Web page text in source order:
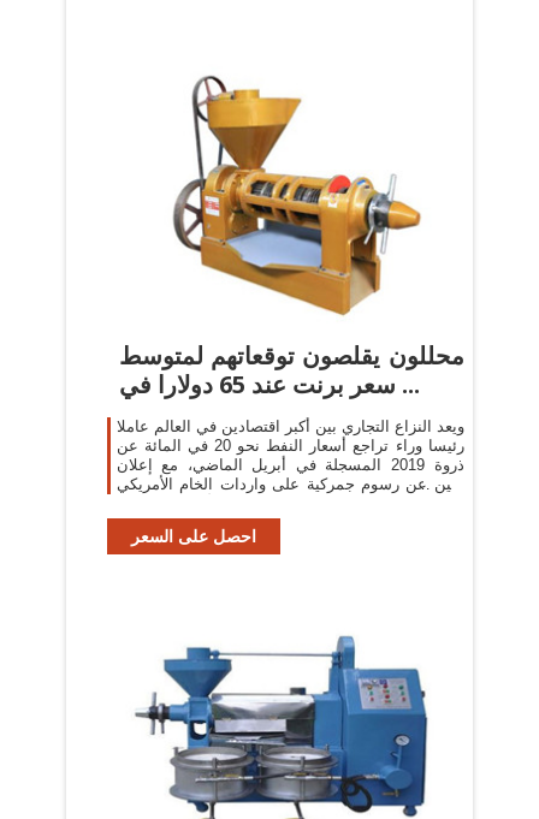
محللون يقلصون توقعاتهم لمتوسط
سعر برنت عند 65 دولارا في ...
ويعد النزاع التجاري بين أكبر اقتصادين في العالم عاملا
رئيسا وراء تراجع أسعار النفط نحو 20 في المائة عن
ذروة 2019 المسجلة في أبريل الماضي، مع إعلان
بكين عن رسوم جمركية على واردات الخام الأمريكي
احصل على السعر